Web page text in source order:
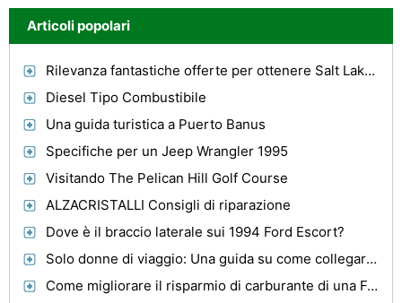
Articoli popolari
Rilevanza fantastiche offerte per ottenere Salt Lake Suites Per le famiglie si capovolge su come Nab prezzi emozionante!
Diesel Tipo Combustibile
Una guida turistica a Puerto Banus
Specifiche per un Jeep Wrangler 1995
Visitando The Pelican Hill Golf Course
ALZACRISTALLI Consigli di riparazione
Dove è il braccio laterale sui 1994 Ford Escort?
Solo donne di viaggio: Una guida su come collegarsi con una donna affidabile Tour Operator
Come migliorare il risparmio di carburante di una Ford 302